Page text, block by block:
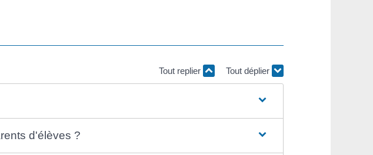
Tout replier Tout déplier
d'élèves ?